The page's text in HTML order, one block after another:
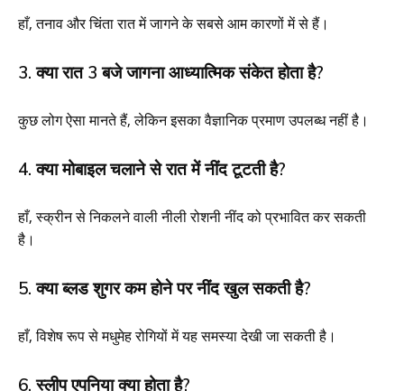
हाँ, तनाव और चिंता रात में जागने के सबसे आम कारणों में से हैं।
3. क्या रात 3 बजे जागना आध्यात्मिक संकेत होता है?
कुछ लोग ऐसा मानते हैं, लेकिन इसका वैज्ञानिक प्रमाण उपलब्ध नहीं है।
4. क्या मोबाइल चलाने से रात में नींद टूटती है?
हाँ, स्क्रीन से निकलने वाली नीली रोशनी नींद को प्रभावित कर सकती
है।
5. क्या ब्लड शुगर कम होने पर नींद खुल सकती है?
हाँ, विशेष रूप से मधुमेह रोगियों में यह समस्या देखी जा सकती है।
6. स्लीप एपनिया क्या होता है?